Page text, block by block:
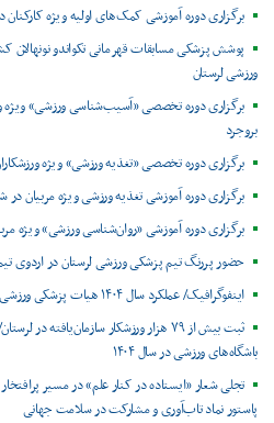
برگزاری دوره آموزشی کمک‌های اولیه ویژه کارکنان
پوشش پزشکی مسابقات قهرمانی تکواندو
ورزشی لرستان
برگزاری دوره تخصصی «آسیب‌شناسی ورزشی» ویژه
بروجرد
برگزاری دوره تخصصی «تغذیه ورزشی» ویژه
برگزاری دوره آموزشی تغذیه ورزشی ویژه مربیان در
برگزاری دوره آموزشی «روان‌شناسی ورزشی» ویژه
حضور پررنگ تیم پزشکی ورزشی لرستان در اردوی
اینفوگرافیک/ عملکرد سال ۱۴۰۴ هیات پزشکی ورزشی لرستان
باشگاه‌های ورزشی در سال ۱۴۰۴
تجلی شعار «ایستاده در کنار علم» در مسیر
پاستور نماد تاب‌آوری و مشارکت در سلامت جهانی